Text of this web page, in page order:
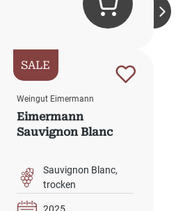
SALE
Weingut Eimermann
Eimermann
Sauvignon Blanc
Sauvignon Blanc
trocken
2025